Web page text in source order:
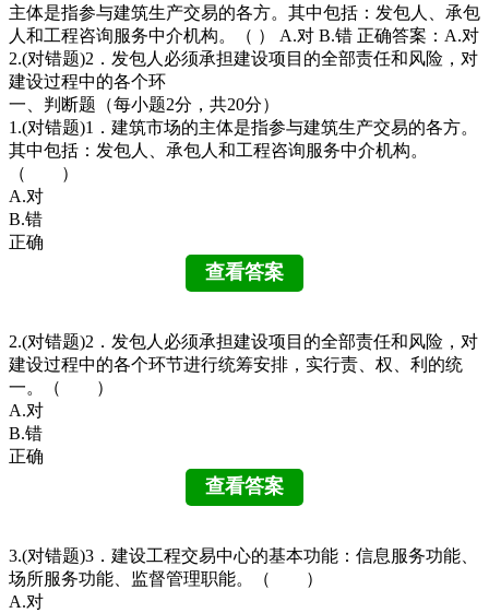
主体是指参与建筑生产交易的各方。其中包括：发包人、承包
人和工程咨询服务中介机构。（ ） A.对 B.错 正确答案：A.对
2.(对错题)2．发包人必须承担建设项目的全部责任和风险，对
建设过程中的各个环
一、判断题（每小题2分，共20分）
1.(对错题)1．建筑市场的主体是指参与建筑生产交易的各方。
其中包括：发包人、承包人和工程咨询服务中介机构。
（ ）
A.对
B.错
正确
2.(对错题)2．发包人必须承担建设项目的全部责任和风险，对
建设过程中的各个环节进行统筹安排，实行责、权、利的统
一。（ ）
A.对
B.错
正确
3.(对错题)3．建设工程交易中心的基本功能：信息服务功能、
场所服务功能、监督管理职能。（ ）
A.对